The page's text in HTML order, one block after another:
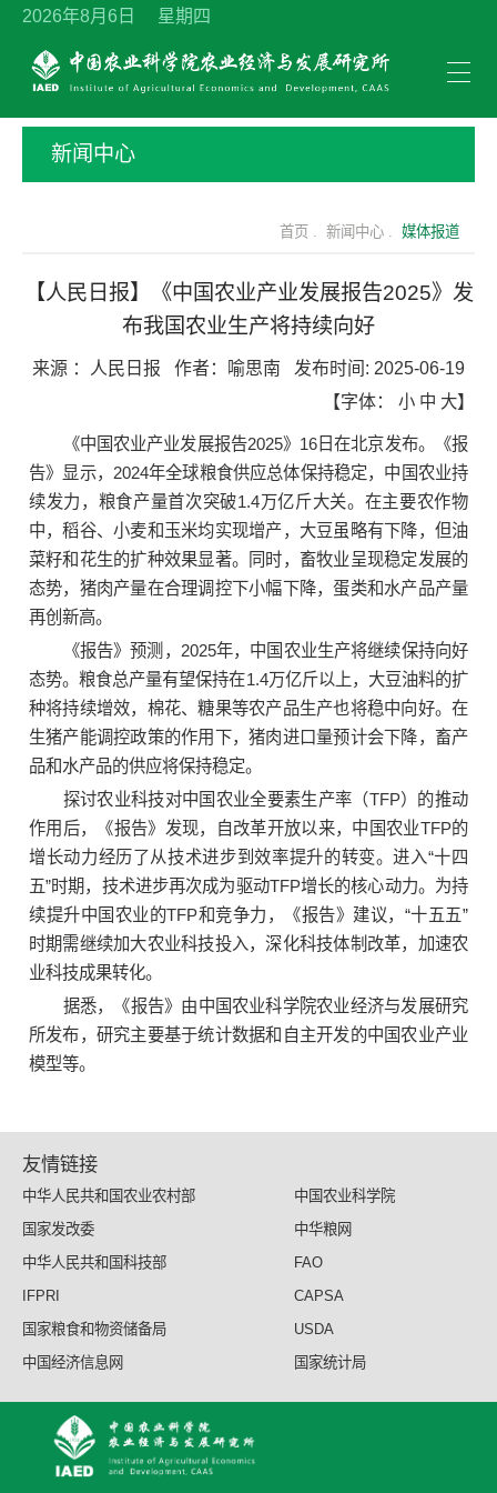
2026年8月6日 星期四
新闻中心
首页 . 新闻中心 . 媒体报道
【人民日报】《中国农业产业发展报告2025》发
布我国农业生产将持续向好
来源 ： 人民日报 作者： 喻思南 发布时间: 2025-06-19
【字体： 小 中 大】
《中国农业产业发展报告2025》16日在北京发布。《报
告》显示，2024年全球粮食供应总体保持稳定，中国农业持
续发力，粮食产量首次突破1.4万亿斤大关。在主要农作物
中，稻谷、小麦和玉米均实现增产，大豆虽略有下降，但油
菜籽和花生的扩种效果显著。同时，畜牧业呈现稳定发展的
态势，猪肉产量在合理调控下小幅下降，蛋类和水产品产量
再创新高。
《报告》预测，2025年，中国农业生产将继续保持向好
态势。粮食总产量有望保持在1.4万亿斤以上，大豆油料的扩
种将持续增效，棉花、糖果等农产品生产也将稳中向好。在
生猪产能调控政策的作用下，猪肉进口量预计会下降，畜产
品和水产品的供应将保持稳定。
探讨农业科技对中国农业全要素生产率（TFP）的推动
作用后，《报告》发现，自改革开放以来，中国农业TFP的
增长动力经历了从技术进步到效率提升的转变。进入“十四
五”时期，技术进步再次成为驱动TFP增长的核心动力。为持
续提升中国农业的TFP和竞争力，《报告》建议，“十五五”
时期需继续加大农业科技投入，深化科技体制改革，加速农
业科技成果转化。
据悉，《报告》由中国农业科学院农业经济与发展研究
所发布，研究主要基于统计数据和自主开发的中国农业产业
模型等。
友情链接
中华人民共和国农业农村部
中国农业科学院
国家发改委
中华粮网
中华人民共和国科技部
FAO
IFPRI
CAPSA
国家粮食和物资储备局
USDA
中国经济信息网
国家统计局